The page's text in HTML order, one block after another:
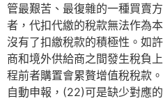
管最艱苦、最復雜的一種買賣
者，代扣代繳的稅款無法作為
沒有了扣繳稅款的積極性。如
商和境外供給商之間發生稅負
程前者購置會累贅增值稅稅款
自動申報，(22)可是缺少對應